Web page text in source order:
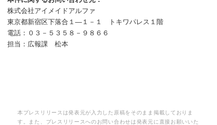
株式会社アイメイドアルファ
東京都新宿区下落合１―１－１ トキワパレス１階
電話：０３－５３５８－９８６６
担当：広報課 松本
本プレスリリースは発表元が入力した原稿をそのまま掲載しておりま
す。また、プレスリリースへのお問い合わせは発表元に直接お願いいた